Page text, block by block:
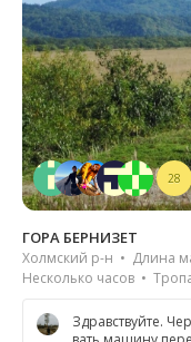
28
ГОРА БЕРНИЗЕТ
Холмский р-н • Длина
Несколько часов •
Здравствуйте.